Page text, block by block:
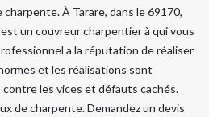
À Tarare, dans le 69170,
un couvreur charpentier à qui vous
a la réputation de réaliser
et les réalisations sont
les vices et défauts cachés.
de charpente. Demandez un devis